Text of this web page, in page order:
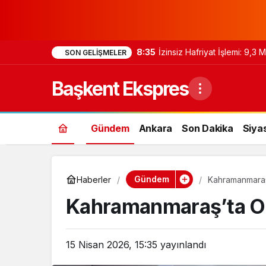
SON GELIŞMELER 8:35 İzinsiz Hafriyat İşlemi: 9,3
Başkent Ekspres
Gündem Ankara Son Dakika
Haberler Gündem
Kahramanmaraş’ta
15 Nisan 2026, 15:35 yayınlandı